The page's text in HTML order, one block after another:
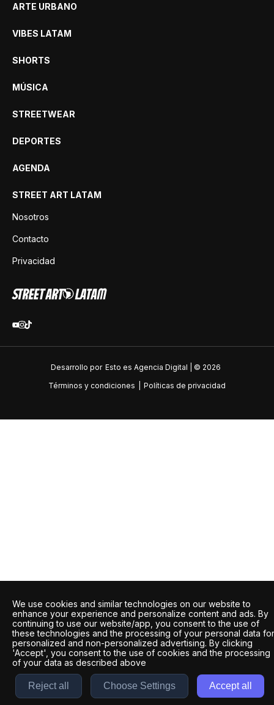
ARTE URBANO
VIBES LATAM
SHORTS
MÚSICA
STREETWEAR
DEPORTES
AGENDA
STREET ART LATAM
Nosotros
Contacto
Privacidad
Desarrollo por Esto es Agencia Digital | © 2026
Términos y condiciones
Políticas de privacidad
We use cookies and similar technologies on our website to
enhance your experience and personalize content and ads. By
continuing to use our website/app, you consent to the use of
these technologies and the processing of your personal data for
personalized and non-personalized advertising. By clicking
'Accept', you consent to the use of cookies and the processing
of your data as described above
Reject all Choose Settings Accept all